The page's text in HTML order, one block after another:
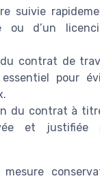
suivie
ou d’un
contrat de
essentiel pour
du contrat à
et justifiée